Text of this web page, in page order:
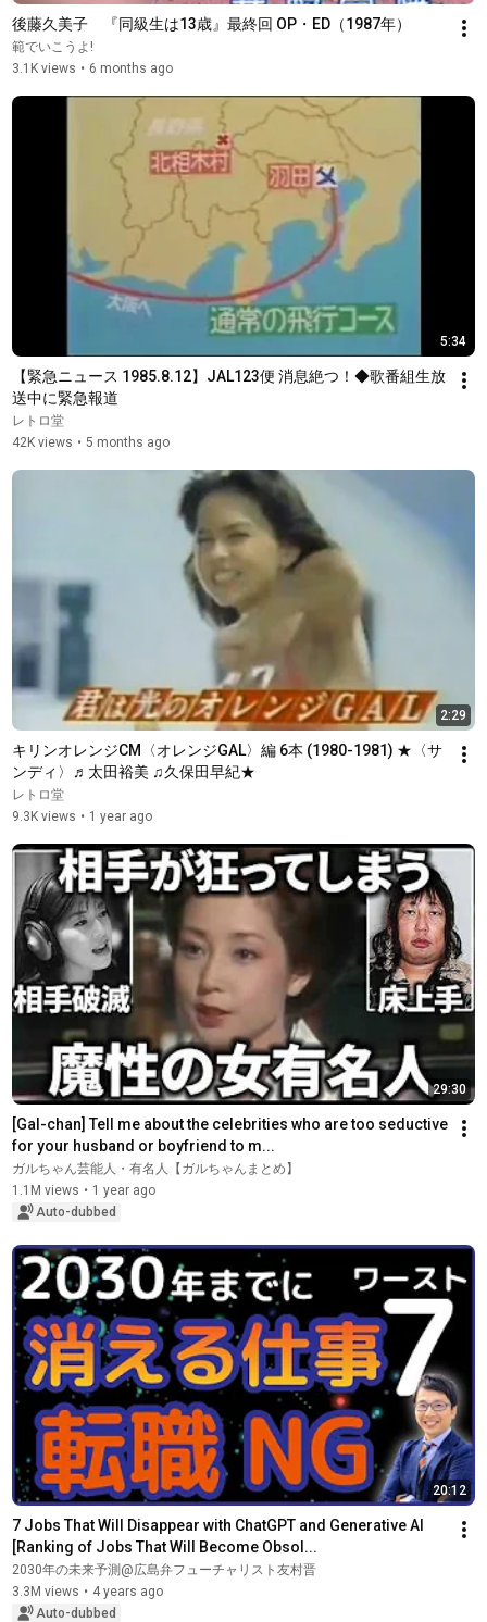
後藤久美子　『同級生は13歳』最終回 OP・ED（1987年）
範でいこうよ!
3.1K views • 6 months ago
5:34
【緊急ニュース 1985.8.12】JAL123便 消息絶つ！◆歌番組生放
送中に緊急報道
レトロ堂
42K views • 5 months ago
2:29
キリンオレンジCM〈オレンジGAL〉編 6本 (1980-1981) ★〈サ
ンディ〉♬太田裕美 ♫久保田早紀★
レトロ堂
9.3K views • 1 year ago
29:30
[Gal-chan] Tell me about the celebrities who are too seductive
for your husband or boyfriend to m...
ガルちゃん芸能人・有名人【ガルちゃんまとめ】
1.1M views • 1 year ago
Auto-dubbed
20:12
7 Jobs That Will Disappear with ChatGPT and Generative AI
[Ranking of Jobs That Will Become Obsol...
2030年の未来予測@広島弁フューチャリスト友村晋
3.3M views • 4 years ago
Auto-dubbed